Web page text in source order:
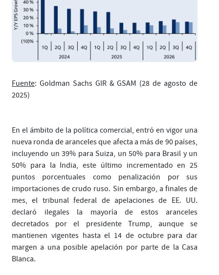
Fuente: Goldman Sachs GIR & GSAM (28 de agosto de
2025)
En el ámbito de la política comercial, entró en vigor una
nueva ronda de aranceles que afecta a más de 90 países,
incluyendo un 39% para Suiza, un 50% para Brasil y un
50% para la India, este último incrementado en 25
puntos porcentuales como penalización por sus
importaciones de crudo ruso. Sin embargo, a finales de
mes, el tribunal federal de apelaciones de EE. UU.
declaró ilegales la mayoría de estos aranceles
decretados por el presidente Trump, aunque se
mantienen vigentes hasta el 14 de octubre para dar
margen a una posible apelación por parte de la Casa
Blanca.